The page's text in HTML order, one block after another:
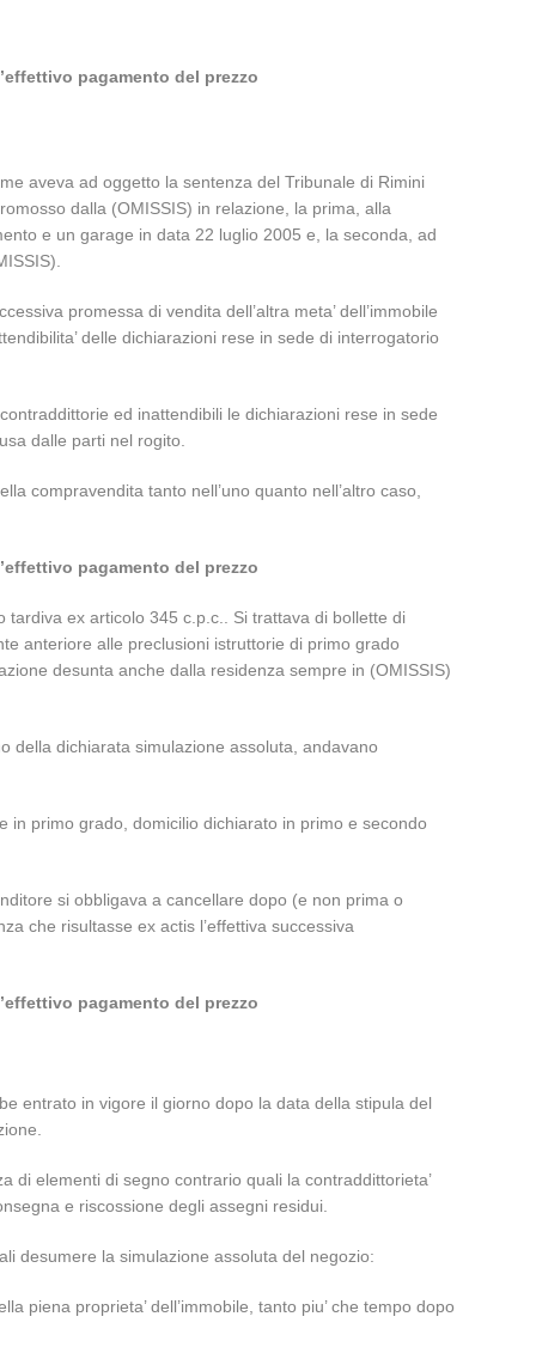
pagamento del prezzo
aveva ad oggetto la sentenza del Tribunale di Rimini
dalla (OMISSIS) in relazione, la prima, alla
e un garage in data 22 luglio 2005 e, la seconda, ad
promessa di vendita dell’altra meta’ dell’immobile
delle dichiarazioni rese in sede di interrogatorio
ed inattendibili le dichiarazioni rese in sede
dalle parti nel rogito.
compravendita tanto nell’uno quanto nell’altro caso,
pagamento del prezzo
ex articolo 345 c.p.c.. Si trattava di bollette di
anteriore alle preclusioni istruttorie di primo grado
desunta anche dalla residenza sempre in (OMISSIS)
della dichiarata simulazione assoluta, andavano
in primo grado, domicilio dichiarato in primo e secondo
si obbligava a cancellare dopo (e non prima o
che risultasse ex actis l’effettiva successiva
pagamento del prezzo
entrato in vigore il giorno dopo la data della stipula del
di elementi di segno contrario quali la contraddittorieta’
e riscossione degli assegni residui.
desumere la simulazione assoluta del negozio:
piena proprieta’ dell’immobile, tanto piu’ che tempo dopo